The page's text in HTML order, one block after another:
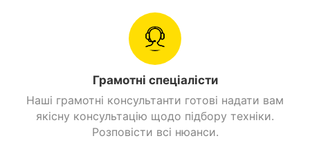
Грамотні спеціалісти
Наші грамотні консультанти готові надати вам
якісну консультацію щодо підбору техніки.
Розповісти всі нюанси.